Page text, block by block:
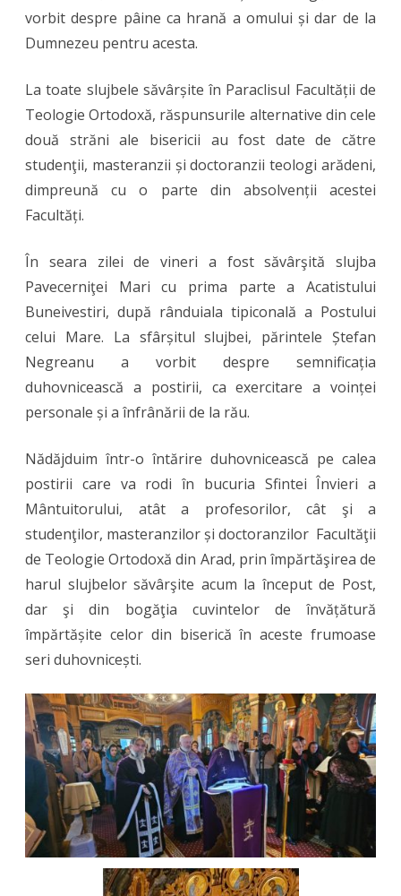
vorbit despre pâine ca hrană a omului și dar de la
Dumnezeu pentru acesta.
La toate slujbele săvârșite în Paraclisul Facultății de
Teologie Ortodoxă, răspunsurile alternative din cele
două străni ale bisericii au fost date de către
studenţii, masteranzii și doctoranzii teologi arădeni,
dimpreună cu o parte din absolvenții acestei
Facultăți.
În seara zilei de vineri a fost săvârşită slujba
Pavecerniţei Mari cu prima parte a Acatistului
Buneivestiri, după rânduiala tipiconală a Postului
celui Mare. La sfârșitul slujbei, părintele Ștefan
Negreanu a vorbit despre semnificația
duhovnicească a postirii, ca exercitare a voinței
personale și a înfrânării de la rău.
Nădăjduim într-o întărire duhovnicească pe calea
postirii care va rodi în bucuria Sfintei Învieri a
Mântuitorului, atât a profesorilor, cât şi a
studenţilor, masteranzilor și doctoranzilor Facultăţii
de Teologie Ortodoxă din Arad, prin împărtăşirea de
harul slujbelor săvârşite acum la început de Post,
dar şi din bogăţia cuvintelor de învățătură
împărtășite celor din biserică în aceste frumoase
seri duhovnicești.